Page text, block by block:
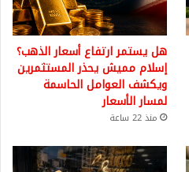
هل يستمر ارتفاع أسعار الذهب؟
إسلام مميش يحذر المستثمرين
ويكشف العوامل الحاسمة
لمسار الأسعار
منذ 22 ساعة